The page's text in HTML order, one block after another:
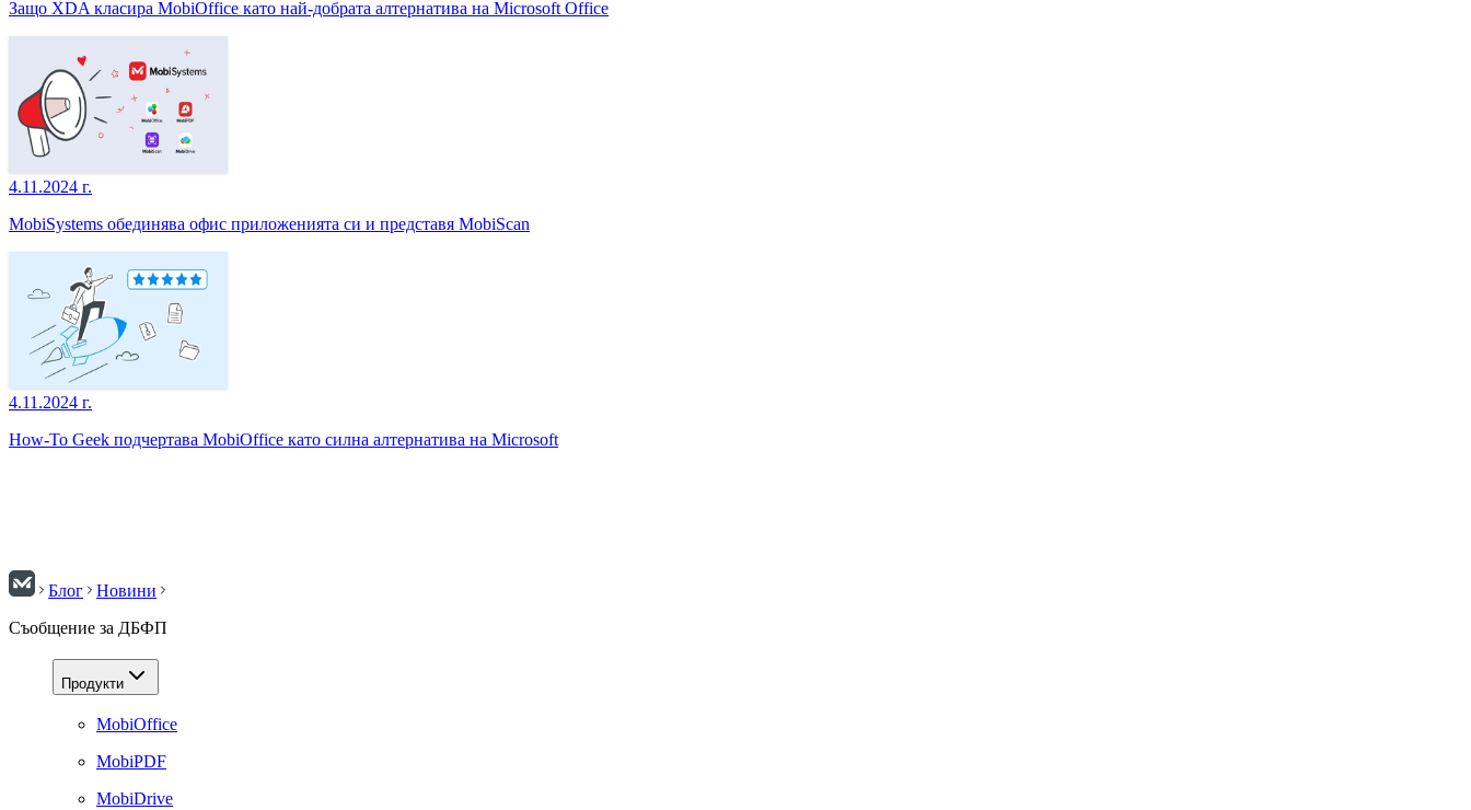
Защо XDA класира MobiOffice като най-добрата алтернатива на Microsoft Office
4.11.2024 г.
MobiSystems обединява офис приложенията си и представя MobiScan
4.11.2024 г.
How-To Geek подчертава MobiOffice като силна алтернатива на Microsoft
Блог
Новини
Съобщение за ДБФП
Продукти
MobiOffice
MobiPDF
MobiDrive